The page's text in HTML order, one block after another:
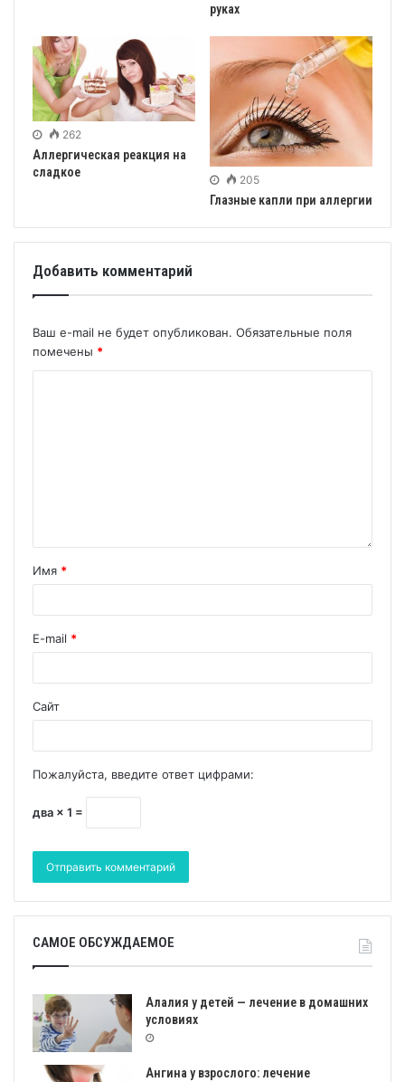
руках
262
Аллергическая реакция на
сладкое
205
Глазные капли при аллергии
Добавить комментарий
Ваш e-mail не будет опубликован. Обязательные поля
помечены *
Имя *
E-mail *
Сайт
Пожалуйста, введите ответ цифрами:
два × 1 =
САМОЕ ОБСУЖДАЕМОЕ
Алалия у детей — лечение в домашних
условиях
Ангина у взрослого: лечение